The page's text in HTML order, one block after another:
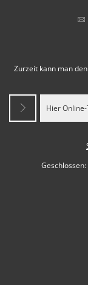
Zurzeit kann man den
Hier
Klicken, um
Geschlossen: